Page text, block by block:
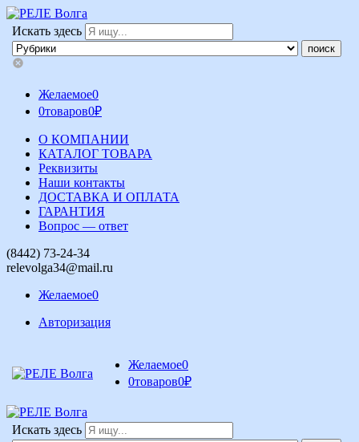
Искать здесь
Желаемое0
0товаров0₽
О КОМПАНИИ
КАТАЛОГ ТОВАРА
Реквизиты
Наши контакты
ДОСТАВКА И ОПЛАТА
ГАРАНТИЯ
Вопрос — ответ
(8442) 73-24-34
relevolga34@mail.ru
Желаемое0
Авторизация
Желаемое0
0товаров0₽
Искать здесь